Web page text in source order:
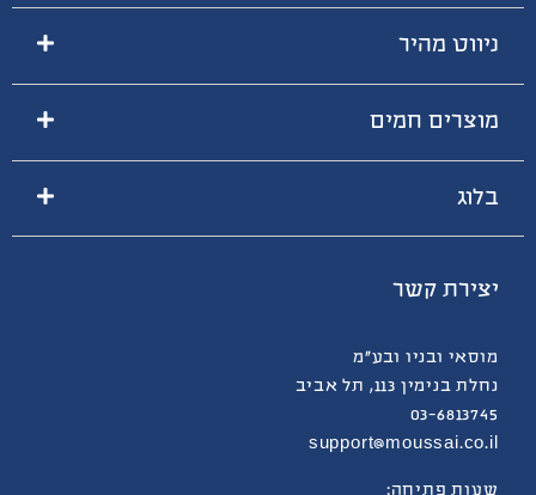
ניווט מהיר
מוצרים חמים
בלוג
יצירת קשר
מוסאי ובניו ובע”מ
נחלת בנימין 113, תל אביב
03-6813745
support@moussai.co.il
שעות פתיחה: